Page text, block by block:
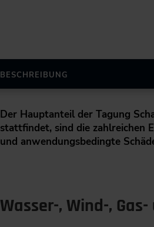
BESCHREIBUNG
Der Hauptanteil der Tagung
stattfindet, sind die zahlreichen
und anwendungsbedingte
Wasser-, Wind-,